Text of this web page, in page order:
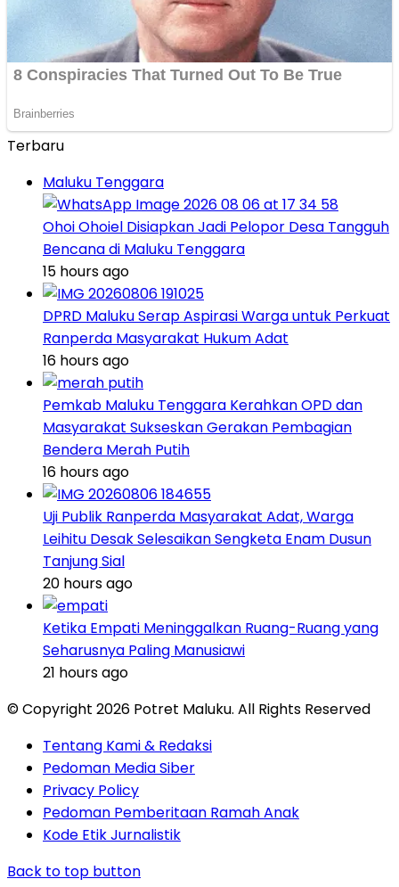
Terbaru
Maluku Tenggara
Ohoi Ohoiel Disiapkan Jadi Pelopor Desa Tangguh
Bencana di Maluku Tenggara
15 hours ago
DPRD Maluku Serap Aspirasi Warga untuk Perkuat
Ranperda Masyarakat Hukum Adat
16 hours ago
Pemkab Maluku Tenggara Kerahkan OPD dan
Masyarakat Sukseskan Gerakan Pembagian
Bendera Merah Putih
16 hours ago
Uji Publik Ranperda Masyarakat Adat, Warga
Leihitu Desak Selesaikan Sengketa Enam Dusun
Tanjung Sial
20 hours ago
Ketika Empati Meninggalkan Ruang-Ruang yang
Seharusnya Paling Manusiawi
21 hours ago
© Copyright 2026 Potret Maluku. All Rights Reserved
Tentang Kami & Redaksi
Pedoman Media Siber
Privacy Policy
Pedoman Pemberitaan Ramah Anak
Kode Etik Jurnalistik
Back to top button